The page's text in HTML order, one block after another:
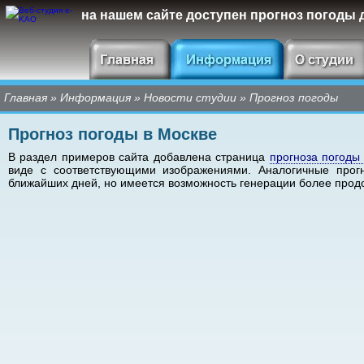
на нашем сайте доступен прогноз
Главная » Информация » Новости студии » Прогноз погоды
Прогноз погоды в Москве
В раздел примеров сайта добавлена страница прогноза
виде с соответствующими изображениями. Аналогичные
ближайших дней, но имеется возможность генерации более